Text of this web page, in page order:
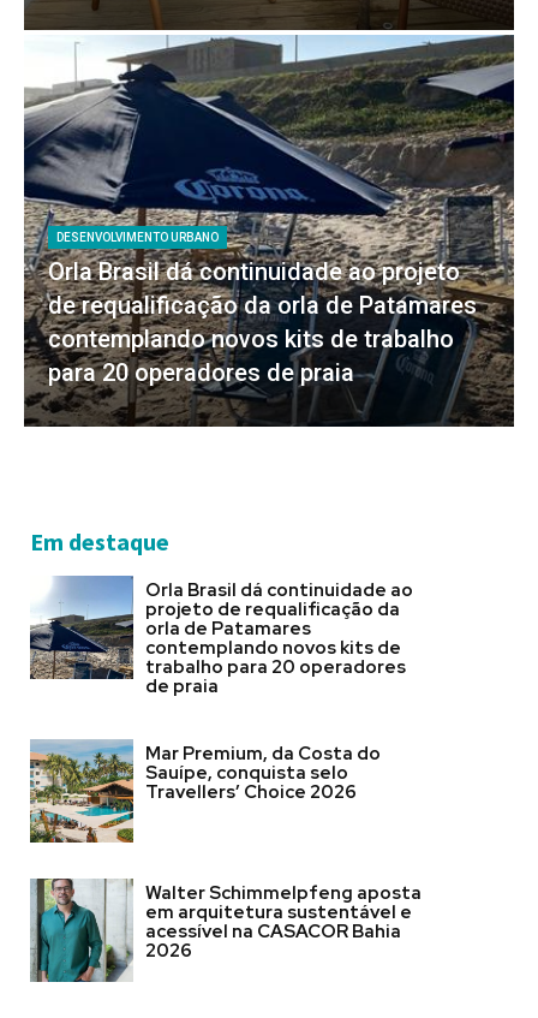
DESENVOLVIMENTO URBANO
Orla Brasil dá continuidade ao projeto
de requalificação da orla de Patamares
contemplando novos kits de trabalho
para 20 operadores de praia
Em destaque
Orla Brasil dá continuidade ao
projeto de requalificação da
orla de Patamares
contemplando novos kits de
trabalho para 20 operadores
de praia
Mar Premium, da Costa do
Sauípe, conquista selo
Travellers’ Choice 2026
Walter Schimmelpfeng aposta
em arquitetura sustentável e
acessível na CASACOR Bahia
2026